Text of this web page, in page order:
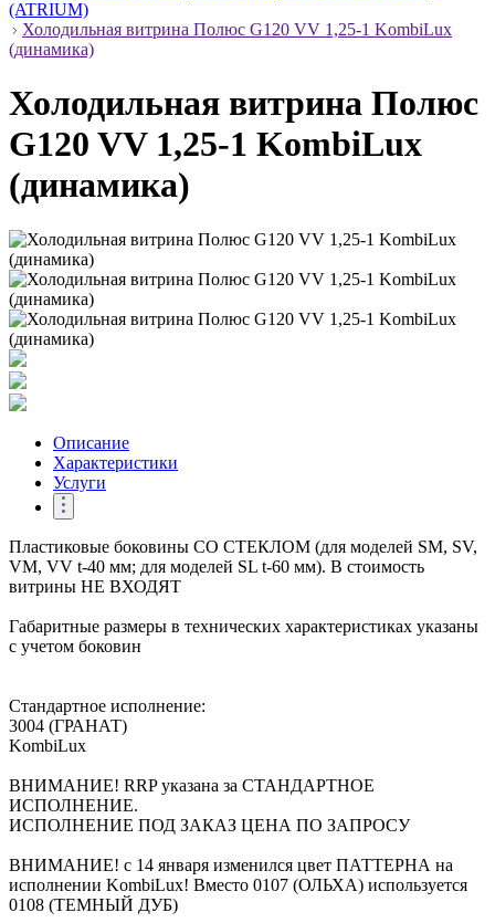
(ATRIUM)
Холодильная витрина Полюс G120 VV 1,25-1 KombiLux
(динамика)
Холодильная витрина Полюс
G120 VV 1,25-1 KombiLux
(динамика)
Описание
Характеристики
Услуги
Пластиковые боковины СО СТЕКЛОМ (для моделей SM, SV,
VM, VV t-40 мм; для моделей SL t-60 мм). В стоимость
витрины НЕ ВХОДЯТ
Габаритные размеры в технических характеристиках указаны
с учетом боковин
Стандартное исполнение:
3004 (ГРАНАТ)
KombiLux
ВНИМАНИЕ! RRP указана за СТАНДАРТНОЕ
ИСПОЛНЕНИЕ.
ИСПОЛНЕНИЕ ПОД ЗАКАЗ ЦЕНА ПО ЗАПРОСУ
ВНИМАНИЕ! с 14 января изменился цвет ПАТТЕРНА на
исполнении KombiLux! Вместо 0107 (ОЛЬХА) используется
0108 (ТЕМНЫЙ ДУБ)